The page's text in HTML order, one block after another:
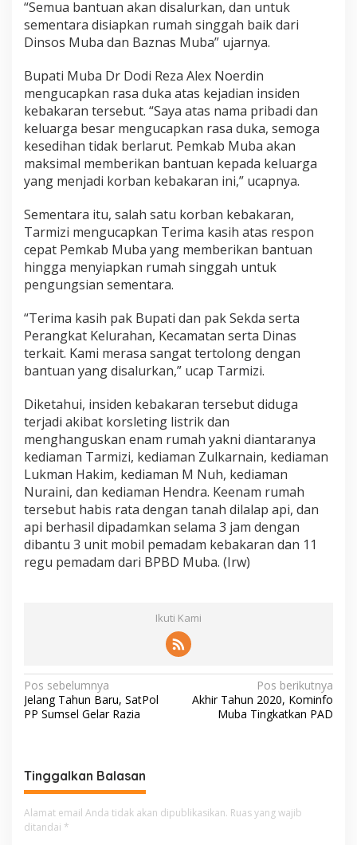
“Semua bantuan akan disalurkan, dan untuk
sementara disiapkan rumah singgah baik dari
Dinsos Muba dan Baznas Muba” ujarnya.
Bupati Muba Dr Dodi Reza Alex Noerdin
mengucapkan rasa duka atas kejadian insiden
kebakaran tersebut. “Saya atas nama pribadi dan
keluarga besar mengucapkan rasa duka, semoga
kesedihan tidak berlarut. Pemkab Muba akan
maksimal memberikan bantuan kepada keluarga
yang menjadi korban kebakaran ini,” ucapnya.
Sementara itu, salah satu korban kebakaran,
Tarmizi mengucapkan Terima kasih atas respon
cepat Pemkab Muba yang memberikan bantuan
hingga menyiapkan rumah singgah untuk
pengungsian sementara.
“Terima kasih pak Bupati dan pak Sekda serta
Perangkat Kelurahan, Kecamatan serta Dinas
terkait. Kami merasa sangat tertolong dengan
bantuan yang disalurkan,” ucap Tarmizi.
Diketahui, insiden kebakaran tersebut diduga
terjadi akibat korsleting listrik dan
menghanguskan enam rumah yakni diantaranya
kediaman Tarmizi, kediaman Zulkarnain, kediaman
Lukman Hakim, kediaman M Nuh, kediaman
Nuraini, dan kediaman Hendra. Keenam rumah
tersebut habis rata dengan tanah dilalap api, dan
api berhasil dipadamkan selama 3 jam dengan
dibantu 3 unit mobil pemadam kebakaran dan 11
regu pemadam dari BPBD Muba. (Irw)
Ikuti Kami
N
a
g
a
s
Pos sebelumnya
Jelang Tahun Baru, SatPol
PP Sumsel Gelar Razia
Pos berikutnya
Akhir Tahun 2020, Kominfo
Muba Tingkatkan PAD
Tinggalkan Balasan
Alamat email Anda tidak akan dipublikasikan. Ruas yang wajib
ditandai *